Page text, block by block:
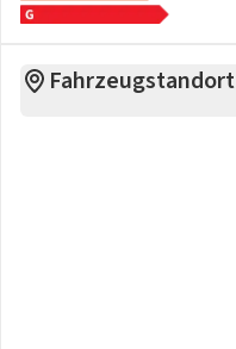
Fahrzeugstandort